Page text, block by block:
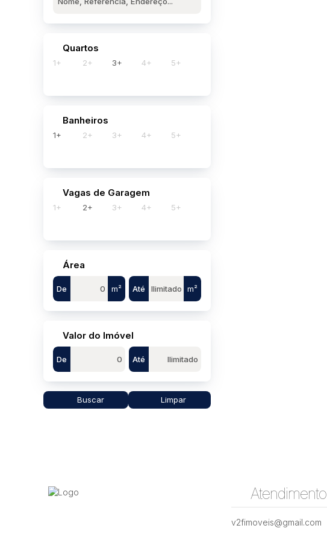
Quartos
1+ 2+ 3+ 4+ 5+
Banheiros
1+ 2+ 3+ 4+ 5+
Vagas de Garagem
1+ 2+ 3+ 4+ 5+
Área
De m² Até m²
Valor do Imóvel
De Até
Buscar Limpar
Atendimento
v2fimoveis@gmail.com